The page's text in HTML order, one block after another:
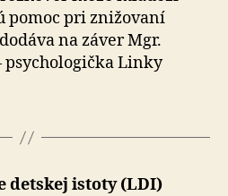
pomoc pri znižovaní
na záver Mgr.
psychologička Linky
detskej istoty (LDI)